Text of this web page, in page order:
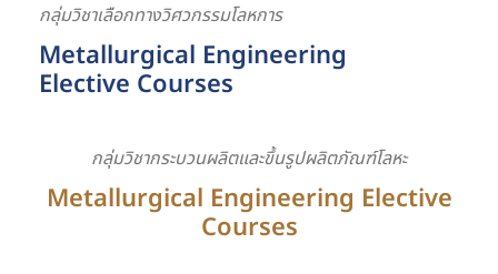
กลุ่มวิชาเลือกทางวิศวกรรมโลหการ
Metallurgical Engineering
Elective Courses
กลุ่มวิชากระบวนผลิตและขึ้นรูปผลิตภัณฑ์โลหะ
Metallurgical Engineering Elective
Courses